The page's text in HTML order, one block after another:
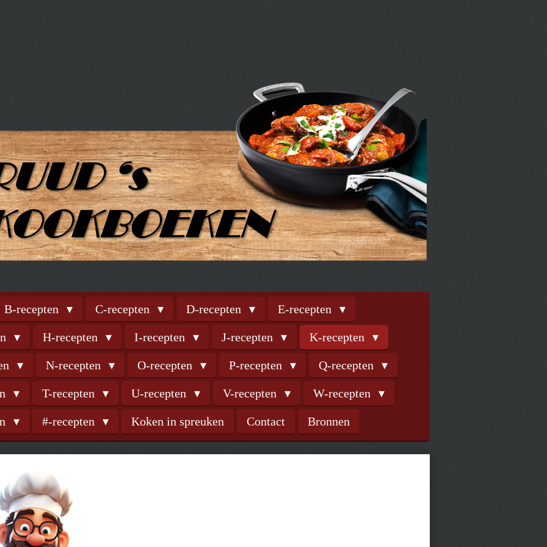
B-recepten C-recepten D-recepten E-recepten
H-recepten I-recepten J-recepten K-recepten
N-recepten O-recepten P-recepten Q-recepten
T-recepten U-recepten V-recepten W-recepten
#-recepten Koken in spreuken Contact Bronnen